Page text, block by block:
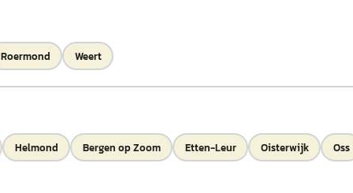
Roermond Weert
Helmond Bergen op Zoom Etten-Leur Oisterwijk Oss